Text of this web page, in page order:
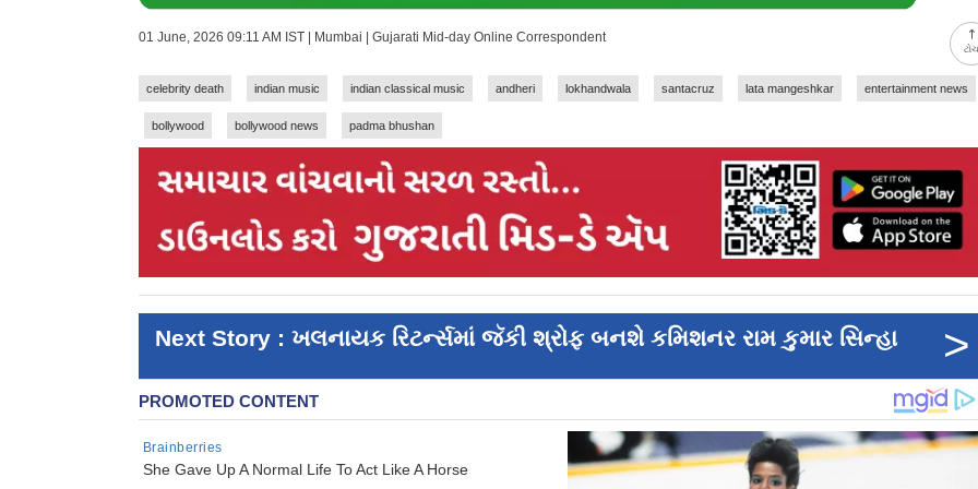
01 June, 2026 09:11 AM IST | Mumbai | Gujarati Mid-day Online Correspondent
celebrity death indian music indian classical music andheri lokhandwala santacruz lata mangeshkar entertainment news
bollywood bollywood news padma bhushan
Next Story : ખલનાયક રિટર્ન્સમાં જૅકી શ્રોફ બનશે કમિશનર રામ કુમાર સિન્હા >